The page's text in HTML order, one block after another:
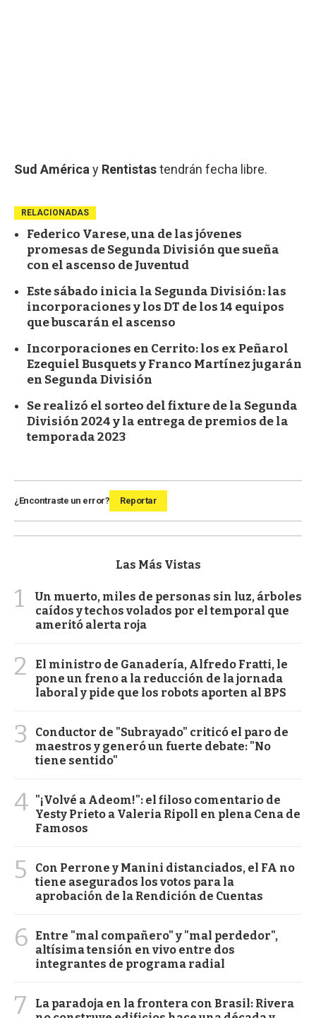
Sud América y Rentistastendrán fecha libre.
RELACIONADAS
Federico Varese, una de las jóvenes
promesas de Segunda División que sueña
con el ascenso de Juventud
Este sábado inicia la Segunda División: las
incorporaciones y los DT de los 14 equipos
que buscarán el ascenso
Incorporaciones en Cerrito: los ex Peñarol
Ezequiel Busquets y Franco Martínez jugarán
en Segunda División
Se realizó el sorteo del fixture de la Segunda
División 2024 y la entrega de premios de la
temporada 2023
¿Encontraste un error? Reportar
Las Más Vistas
1
Un muerto, miles de personas sin luz, árboles
caídos y techos volados por el temporal que
ameritó alerta roja
2
El ministro de Ganadería, Alfredo Fratti, le
pone un freno a la reducción de la jornada
laboral y pide que los robots aporten al BPS
3
Conductor de "Subrayado" criticó el paro de
maestros y generó un fuerte debate: "No
tiene sentido"
4 "¡Volvé a Adeom!": el filoso comentario de
Yesty Prieto a Valeria Ripoll en plena Cena de
Famosos
5
Con Perrone y Manini distanciados, el FA no
tiene asegurados los votos para la
aprobación de la Rendición de Cuentas
6
Entre "mal compañero" y "mal perdedor",
altísima tensión en vivo entre dos
integrantes de programa radial
7
La paradoja en la frontera con Brasil: Rivera